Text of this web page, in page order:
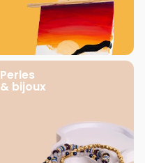
Perles
& bijoux